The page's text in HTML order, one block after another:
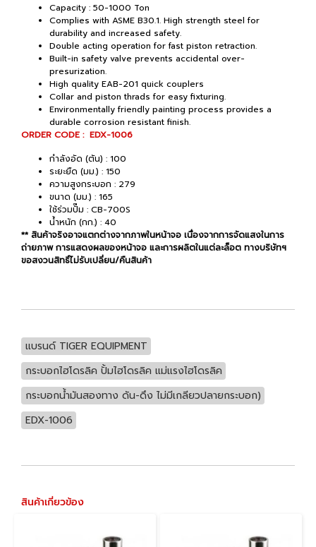
Capacity : 50-1000 Ton
Complies with ASME B30.1. High strength steel for
durability and increased safety.
Double acting operation for fast piston retraction.
Built-in safety valve prevents accidental over-
presurization.
High quality EAB-201 quick couplers
Collar and piston thrads for easy fixturing.
Environmentally friendly painting process provides a
durable corrosion resistant finish.
ORDER CODE : EDX-1006
กำลังอัด (ตัน) : 100
ระยะยืด (มม.) : 150
ความสูงกระบอก : 279
ขนาด (มม.) : 165
ใช้ร่วมปั๊ม : CB-700S
น้ำหนัก (กก.) : 40
** สินค้าจริงอาจแตกต่างจากภาพในหน้าจอ เนื่องจากการจัดแสงในการ
ถ่ายภาพ การแสดงผลของหน้าจอ และการผลิตในแต่ละล็อต ทางบริษัทฯ
ขอสงวนสิทธิ์ไม่รับเปลี่ยน/คืนสินค้า
แบรนด์ TIGER EQUIPMENT
กระบอกไฮโดรลิค ปั้มไฮโดรลิค แม่แรงไฮโดรลิค
กระบอกน้ำมันสองทาง ดัน-ดึง ไม่มีเกลียวปลายกระบอก)
EDX-1006
สินค้าเกี่ยวข้อง